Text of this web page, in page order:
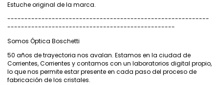
Estuche original de la marca.
-----------------------------------------------------------
-------------------------------------------------
Somos Óptica Boschetti
50 años de trayectoria nos avalan. Estamos en la ciudad de
Corrientes, Corrientes y contamos con un laboratorios digital propio,
lo que nos permite estar presente en cada paso del proceso de
fabricación de los cristales.